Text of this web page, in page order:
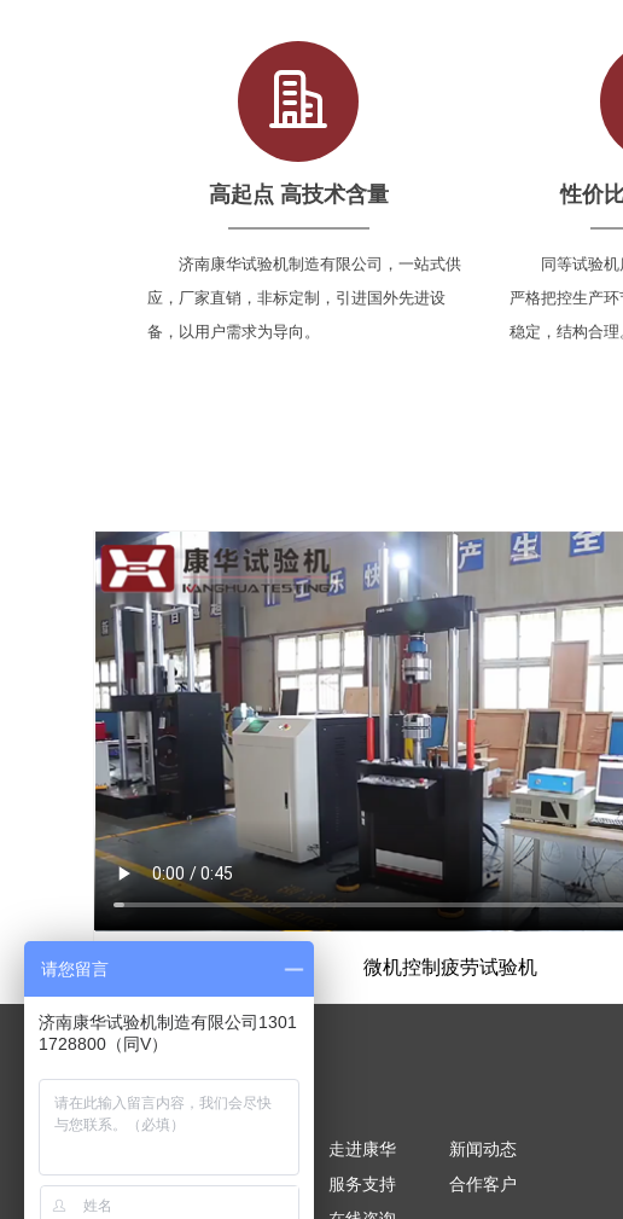
高起点 高技术含量
济南康华试验机制造有限公司，一站式供
应，厂家直销，非标定制，引进国外先进设
备，以用户需求为导向。
性价
同等试验机
严格把控生产
稳定，结构合理
微机控制疲劳试验机
网站导航
走进康华
新闻动态
产品中心
服务支持
合作客户
请您留言
济南康华试验机制造有限公司1301
1728800（同V）